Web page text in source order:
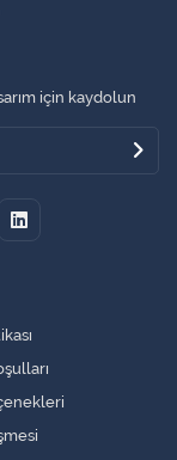
için kaydolun